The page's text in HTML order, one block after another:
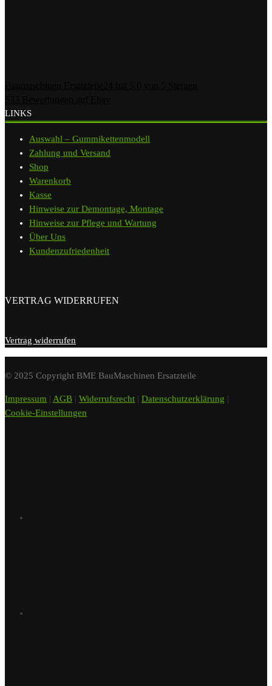
LINKS
Auswahl – Gummikettenmodell
Zahlung und Versand
Shop
Warenkorb
Kasse
Hinweise zur Demontage, Montage
Hinweise zur Pflege und Wartung
Über Uns
Kundenzufriedenheit
VERTRAG WIDERRUFEN
Vertrag widerrufen
© 2025 Copyright BME BauMaschinen Ersatzteile
Impressum | AGB | Widerrufsrecht | Datenschutzerklärung |
Cookie-Einstellungen